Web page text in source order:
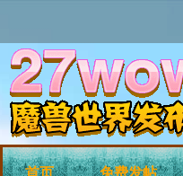
首页 免费发帖